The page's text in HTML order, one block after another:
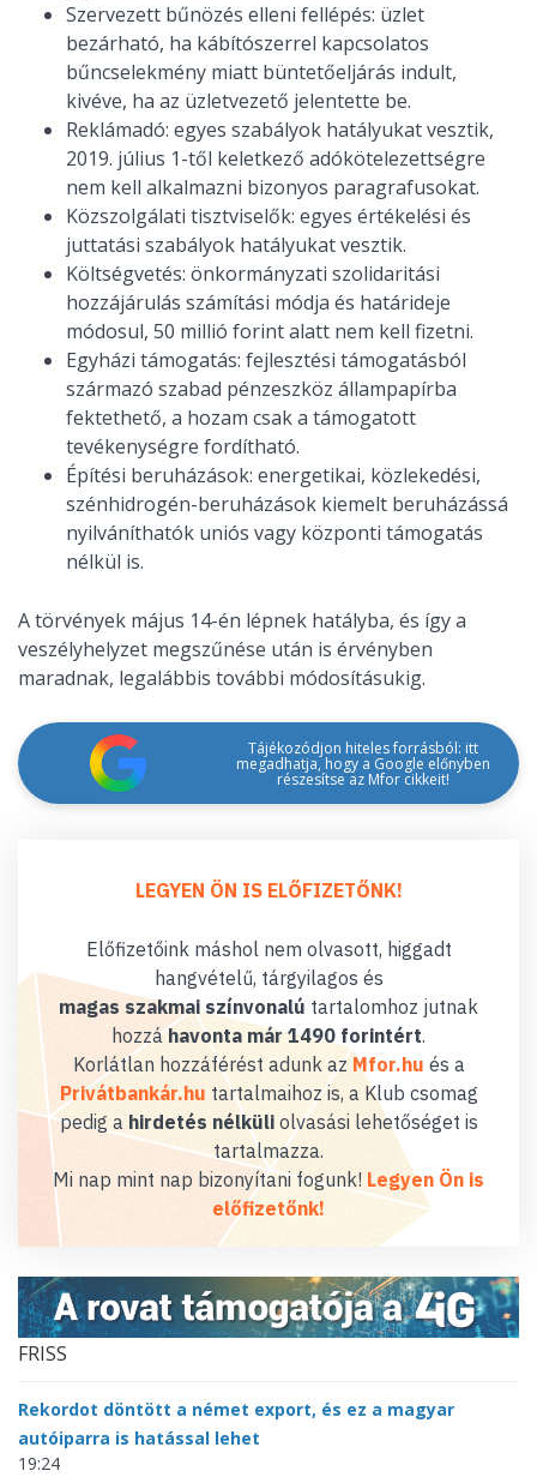
Szervezett bűnözés elleni fellépés: üzlet
bezárható, ha kábítószerrel kapcsolatos
bűncselekmény miatt büntetőeljárás indult,
kivéve, ha az üzletvezető jelentette be.
Reklámadó: egyes szabályok hatályukat vesztik,
2019. július 1-től keletkező adókötelezettségre
nem kell alkalmazni bizonyos paragrafusokat.
Közszolgálati tisztviselők: egyes értékelési és
juttatási szabályok hatályukat vesztik.
Költségvetés: önkormányzati szolidaritási
hozzájárulás számítási módja és határideje
módosul, 50 millió forint alatt nem kell fizetni.
Egyházi támogatás: fejlesztési támogatásból
származó szabad pénzeszköz állampapírba
fektethető, a hozam csak a támogatott
tevékenységre fordítható.
Építési beruházások: energetikai, közlekedési,
szénhidrogén-beruházások kiemelt beruházássá
nyilváníthatók uniós vagy központi támogatás
nélkül is.
A törvények május 14-én lépnek hatályba, és így a
veszélyhelyzet megszűnése után is érvényben
maradnak, legalábbis további módosításukig.
Tájékozódjon hiteles forrásból: itt
megadhatja, hogy a Google előnyben
részesítse az Mfor cikkeit!
LEGYEN ÖN IS ELŐFIZETŐNK!
Előfizetőink máshol nem olvasott, higgadt
hangvételű, tárgyilagos és
magas szakmai színvonalú tartalomhoz jutnak
hozzáhavonta már 1490 forintért.
Korlátlan hozzáférést adunk az Mfor.hu és a
Privátbankár.hu tartalmaihoz is, a Klub csomag
pedig a hirdetés nélküliolvasási lehetőséget is
tartalmazza.
Mi nap mint nap bizonyítani fogunk! Legyen Ön is
előfizetőnk!
FRISS
Rekordot döntött a német export, és ez a magyar
autóiparra is hatással lehet
19:24